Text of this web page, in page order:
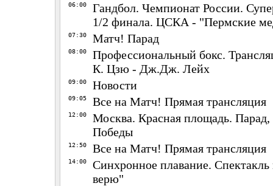
06:00
Гандбол. Чемпионат России.
1/2 финала. ЦСКА - "Пермские
07:30 Матч! Парад
08:00
Профессиональный бокс.
К. Цзю - Дж.Дж. Лейх
09:00 Новости
09:05 Все на Матч! Прямая трансляция
12:00
Москва. Красная площадь.
Победы
12:50 Все на Матч! Прямая трансляция
14:00
Синхронное плавание.
верю"